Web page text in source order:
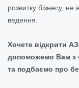
розвитку бізнесу, не
ведення.
Хочете відкрити
допоможемо Вам з
та подбаємо про